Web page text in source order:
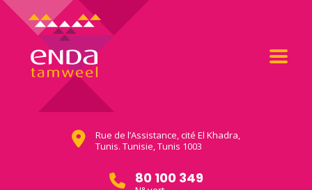
Rue de l’Assistance, cité El Khadra,
Tunis. Tunisie, Tunis 1003
80 100 349